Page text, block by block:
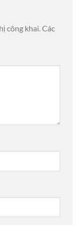
công khai.Các